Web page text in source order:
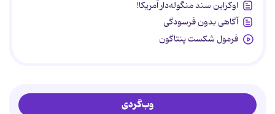
اوکراین سند منگوله‌دار آمریکا!
آگاهی بدون فرسودگی
فرمول شکست پنتاگون
وب‌گردی